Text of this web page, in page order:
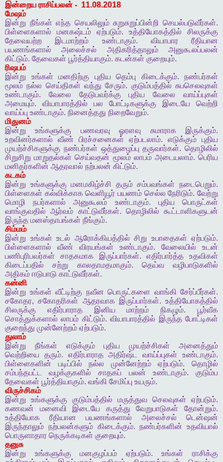
இன்றைய ராசிப்பலன் - 11.08.2018
மேஷம்
இன்று நீங்கள் எந்த செயலிலும் சுறுசுறுப்பின்றி செயல்படுவீர்கள்.
பிள்ளைகளால்
மனகஷ்டம் ஏற்படும். உத்தியோகத்தில்
சிலருக்கு
தேவையற்ற
இடமாற்றம் உண்டாகும். வியாபார
ரீதியான
பயணங்களால்
அலைச்சல் அதிகரித்தாலும்
அனுகூலப்பலன்
கிட்டும். தேவைகள் பூர்த்தியாகும். கடன்கள் குறையும்.
ரிஷபம்
இன்று
உங்கள் மனதிற்கு புதிய தெம்பு கிடைக்கும். நண்பர்கள்
மூலம் நல்ல செய்திகள் வந்து சேரும். குடும்பத்தில் சுபசெலவுகள்
உண்டாகும். வேலை தேடுபவர்க்கு புதிய வேலை
வாய்ப்புகள்
அமையும். வியாபாரத்தில் பல போட்டிகளுக்கு இடையே
வெற்றி
வாய்ப்பு உண்டாகும். நினைத்தது நிறைவேறும்.
மிதுனம்
இன்று
உங்களுக்கு பணவரவு ஓரளவு சுமாராக இருக்கும்.
உறவினர்களால்
வீண் பிரச்சனைகள் ஏற்படலாம். எடுக்கும் புதிய
முயற்ச்சிகளுக்கு நண்பர்கள் ஒத்துழைப்பு தருவார்கள். தொழிலில்
சிறுசிறு மாறுதல்கள் செய்வதன் மூலம் லாபம் அடையலாம்.பெரிய
மனிதர்களின் ஆதரவால் நற்பலன் கிட்டும்.
கடகம்
இன்று உங்களுக்கு மனமகிழ்ச்சி தரும் சம்பவங்கள் நடைபெறும்.
பிள்ளைகள் கல்விக்காக வெளியூர் பயணம் செல்ல நேரிடும்.வேற்று
மொழி
நபர்களால் அனுகூலம் உண்டாகும். புதிய
பொருட்கள்
வாங்குவதில்
ஆர்வம் காட்டுவீர்கள். தொழிலில் கூட்டாளிகளுடன்
இருந்த மனஸ்தாபங்கள் நீங்கும்.
சிம்மம்
இன்று உங்கள் உடல் ஆரோக்கியத்தில் சிறு உபாதைகள் ஏற்படும்.
பிள்ளைகளால்
வீண் விரயங்கள் உண்டாகும். வேலையில்
உடன்
பணிபுரிபவர்கள்
சாதகமாக இருப்பார்கள்.எதிர்பார்த்த
உதவிகள்
கிடைப்பதில்
சற்று காலதாமதமாகும். தெய்வ
வழிபாடுகளில்
அதிகம் ஈடுபாடு காட்டுவீர்கள்.
கன்னி
இன்று உங்கள் வீட்டிற்கு நவீன பொருட்களை வாங்கி சேர்ப்பீர்கள்.
சகோதர,சகோதரிகள் ஆதரவாக இருப்பார்கள். உத்தியோகத்தில்
சிலருக்கு
எதிர்பாராத இனிய மாற்றம் நிகழும்.பூர்வீக
சொத்துக்களால் லாபம் கிட்டும்.வியாபாரத்தில் இருந்த போட்டிகள்
குறைந்து முன்னேற்றம் ஏற்படும்.
துலாம்
இன்று
நீங்கள் எடுக்கும் புதிய முயற்ச்சிகள்
அனைத்தும்
வெற்றியை
தரும். எதிர்பாராத அதிர்ஷ்ட வாய்ப்புகள் உண்டாகும்.
பிள்ளைகளின்
படிப்பில் நல்ல முன்னேற்றம் ஏற்படும்.தொழில்
சம்பந்தபட்ட
வழக்குகளில் சாதகப் பலன் உண்டாகும்.குடும்ப
தேவைகள் பூர்த்தியாகும். வங்கி சேமிப்பு உயரும்.
விருச்சிகம்
இன்று
உங்களுக்கு குடும்பத்தில் மருத்துவ செலவுகள் ஏற்படும்.
கணவன்
மனைவி இடையே கருத்து வேறுபாடுகள் தோன்றும்.
உத்தியோக
ரீதியான பயணங்களால் அலைச்சல்
டென்ஷன்
இருந்தாலும் நற்பலன்களும் கிடைக்கும்.நண்பர்களின் உதவியால்
பொருளாதார நெருக்கடிகள் குறையும்.
தனுசு
இன்று
உங்களுக்கு மனகுழப்பம் ஏற்படும்.உங்கள்
ராசிக்கு